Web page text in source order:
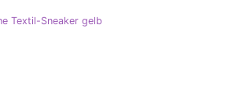
Textil-Sneaker gelb